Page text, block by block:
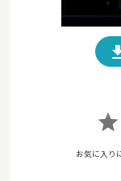
star
お気に入り